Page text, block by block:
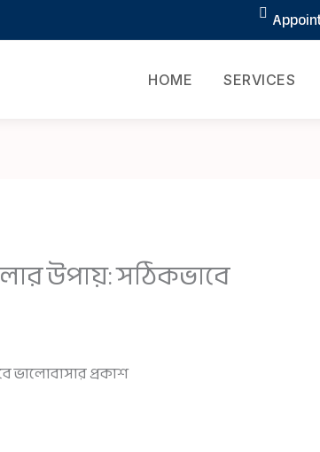
HOME SERVICES
উপায়: সঠিকভাবে
ভালোবাসার প্রকাশ